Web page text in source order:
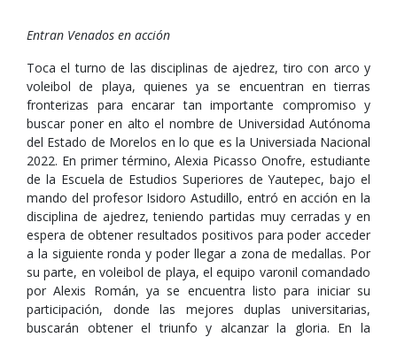
Entran Venados en acción
Toca el turno de las disciplinas de ajedrez, tiro con arco y
voleibol de playa, quienes ya se encuentran en tierras
fronterizas para encarar tan importante compromiso y
buscar poner en alto el nombre de Universidad Autónoma
del Estado de Morelos en lo que es la Universiada Nacional
2022. En primer término, Alexia Picasso Onofre, estudiante
de la Escuela de Estudios Superiores de Yautepec, bajo el
mando del profesor Isidoro Astudillo, entró en acción en la
disciplina de ajedrez, teniendo partidas muy cerradas y en
espera de obtener resultados positivos para poder acceder
a la siguiente ronda y poder llegar a zona de medallas. Por
su parte, en voleibol de playa, el equipo varonil comandado
por Alexis Román, ya se encuentra listo para iniciar su
participación, donde las mejores duplas universitarias,
buscarán obtener el triunfo y alcanzar la gloria. En la